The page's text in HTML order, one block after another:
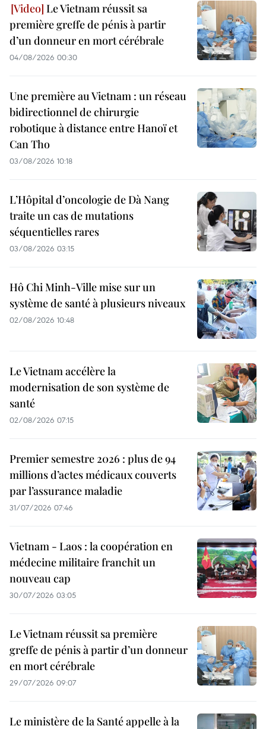
Le Vietnam réussit sa
première greffe de pénis à partir
d’un donneur en mort cérébrale
04/08/2026 00:30
Une première au Vietnam : un réseau
bidirectionnel de chirurgie
robotique à distance entre Hanoï et
Can Tho
03/08/2026 10:18
L’Hôpital d’oncologie de Dà Nang
traite un cas de mutations
séquentielles rares
03/08/2026 03:15
Hô Chi Minh-Ville mise sur un
système de santé à plusieurs niveaux
02/08/2026 10:48
Le Vietnam accélère la
modernisation de son système de
santé
02/08/2026 07:15
Premier semestre 2026 : plus de 94
millions d’actes médicaux couverts
par l’assurance maladie
31/07/2026 07:46
Vietnam - Laos : la coopération en
médecine militaire franchit un
nouveau cap
30/07/2026 03:05
Le Vietnam réussit sa première
greffe de pénis à partir d’un donneur
en mort cérébrale
29/07/2026 09:07
Le ministère de la Santé appelle à la